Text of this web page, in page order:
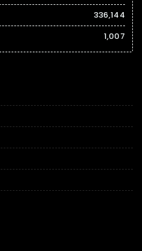
336,144
1,007